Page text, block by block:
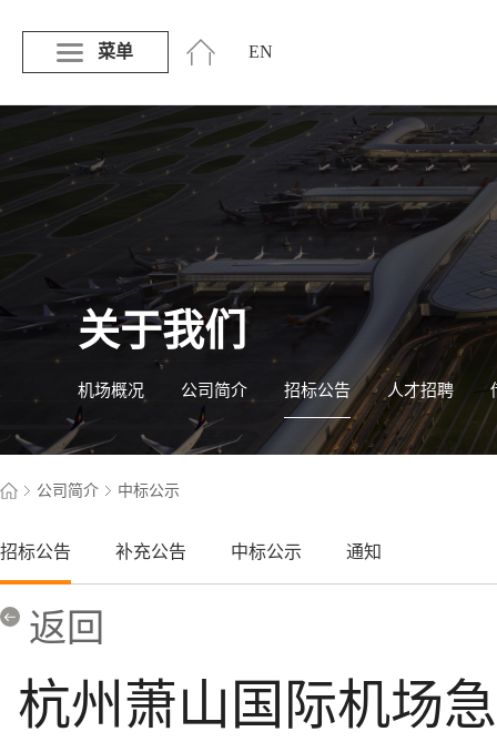
菜单 EN
关于我们
机场概况 公司简介 招标公告 人才招聘
公司简介 中标公示
招标公告 补充公告 中标公示 通知
返回
杭州萧山国际机场